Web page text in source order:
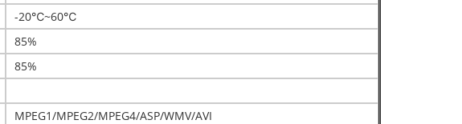
-20℃~60℃
85%
85%
MPEG1/MPEG2/MPEG4/ASP/WMV/AVI